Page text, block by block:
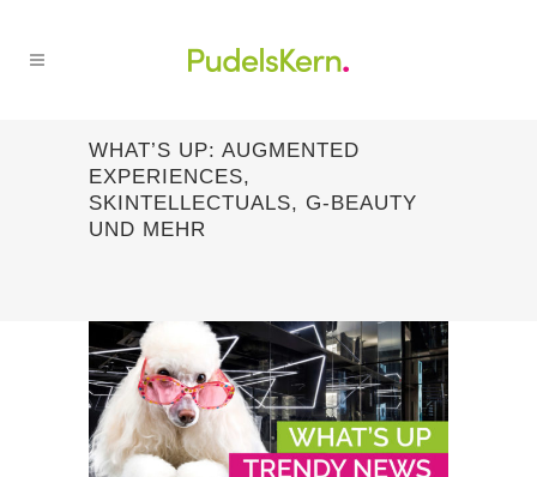
WHAT’S UP: AUGMENTED
EXPERIENCES,
SKINTELLECTUALS, G-BEAUTY
UND MEHR